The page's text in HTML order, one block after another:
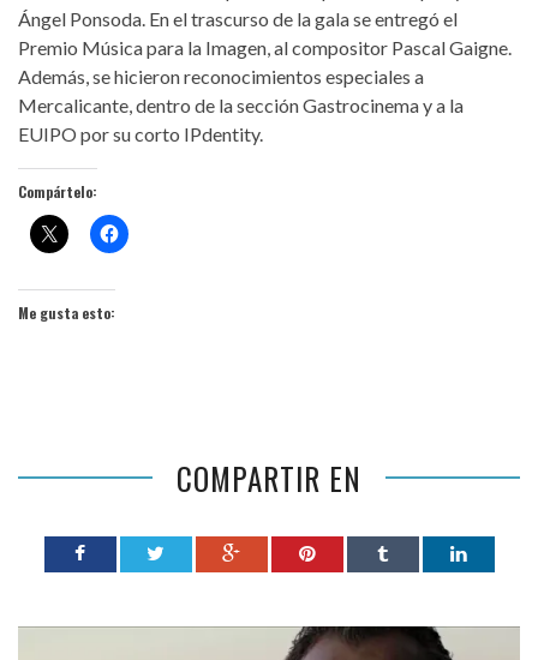
Ángel Ponsoda. En el trascurso de la gala se entregó el
Premio Música para la Imagen, al compositor Pascal Gaigne.
Además, se hicieron reconocimientos especiales a
Mercalicante, dentro de la sección Gastrocinema y a la
EUIPO por su corto IPdentity.
Compártelo:
Me gusta esto:
COMPARTIR EN